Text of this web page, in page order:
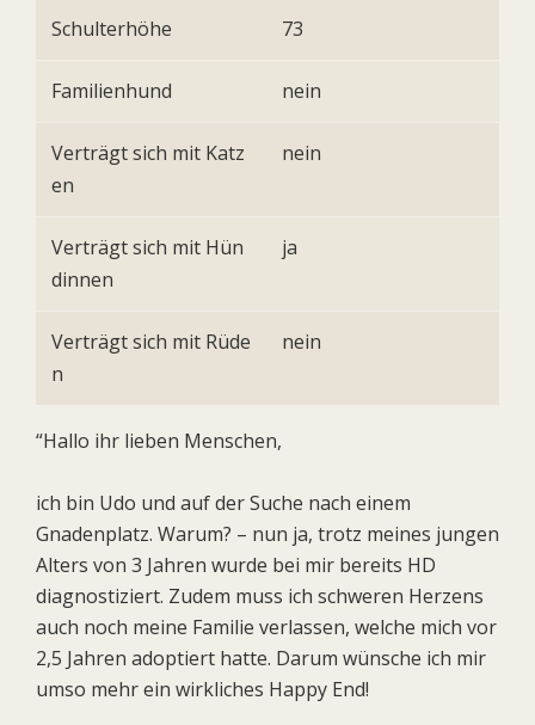
Schulterhöhe 73
Familienhund nein
Verträgt sich mit Katz
en
nein
Verträgt sich mit Hün
dinnen
ja
Verträgt sich mit Rüde
n
nein
“Hallo ihr lieben Menschen,
ich bin Udo und auf der Suche nach einem
Gnadenplatz. Warum? – nun ja, trotz meines jungen
Alters von 3 Jahren wurde bei mir bereits HD
diagnostiziert. Zudem muss ich schweren Herzens
auch noch meine Familie verlassen, welche mich vor
2,5 Jahren adoptiert hatte. Darum wünsche ich mir
umso mehr ein wirkliches Happy End!